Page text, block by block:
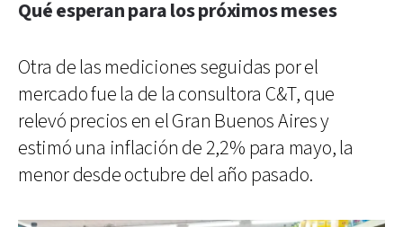
Qué esperan para los próximos meses
Otra de las mediciones seguidas por el
mercado fue la de la consultora C&T, que
relevó precios en el Gran Buenos Aires y
estimó una inflación de 2,2% para mayo, la
menor desde octubre del año pasado.